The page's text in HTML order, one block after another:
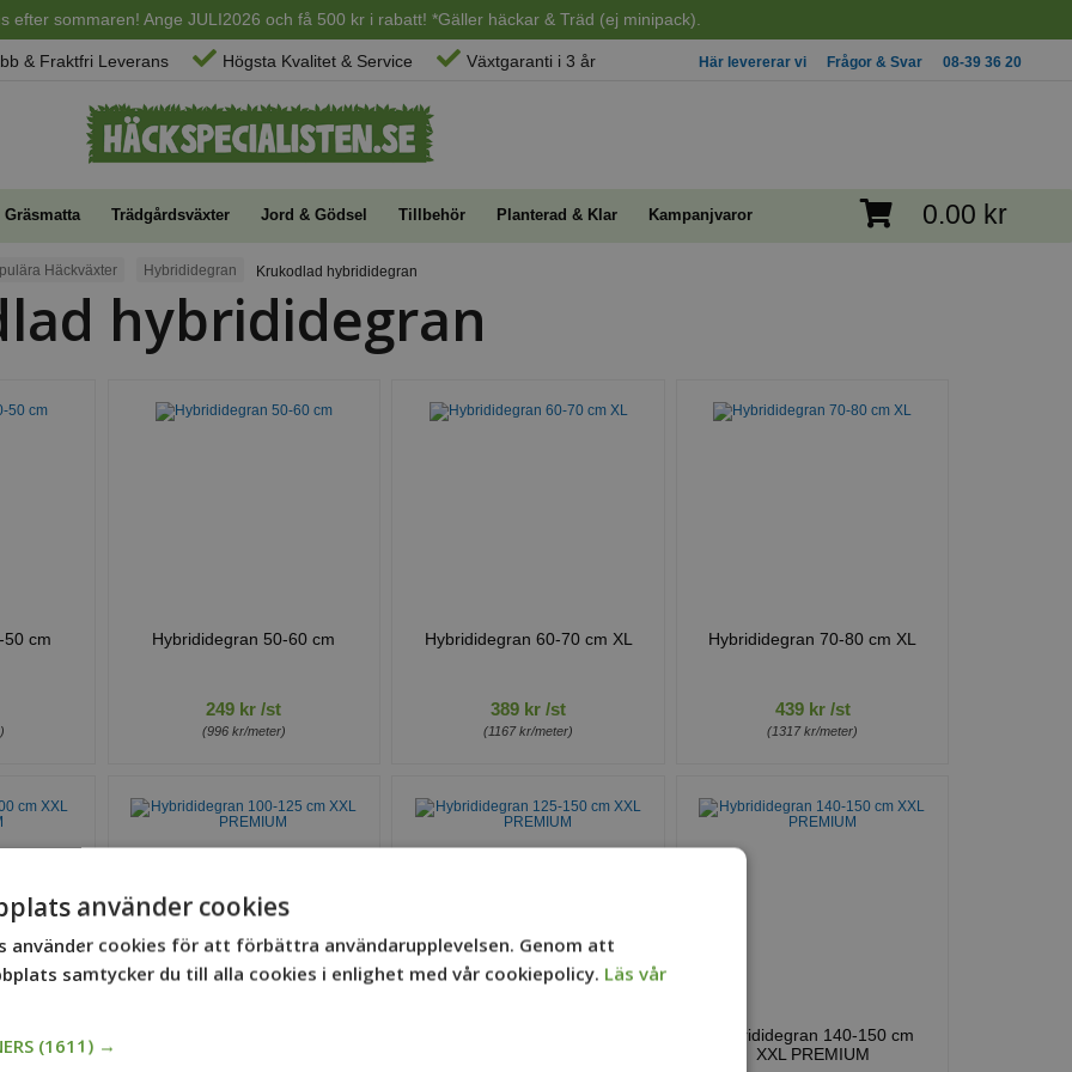
efter sommaren! Ange JULI2026 och få 500 kr i rabatt! *Gäller häckar & Träd (ej minipack).
& Fraktfri Leverans Högsta Kvalitet & Service Växtgaranti i 3 år Här levererar vi Frågor & Svar 08-39 36 20
Gräsmatta Trädgårdsväxter Jord & Gödsel Tillbehör Planterad & Klar Kampanjvaror 0.00 kr
Häckväxter Hybrididegran Krukodlad hybrididegran
hybrididegran
50 cm Hybrididegran 50-60 cm
249 kr /st
(996 kr/meter)
Hybrididegran 60-70 cm XL
389 kr /st
(1167 kr/meter)
Hybrididegran 70-80 cm XL
439 kr /st
(1317 kr/meter)
Hybrididegran 140-150 cm
XXL PREMIUM
använder cookies
använder cookies för att förbättra användarupplevelsen. Genom att
samtycker du till alla cookies i enlighet med vår cookiepolicy. Läs vår
(1611) →